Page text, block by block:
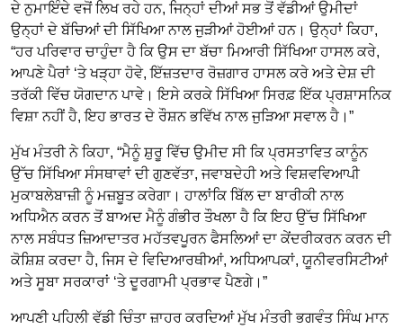
ਦੇ ਨੁਮਾਇੰਦੇ ਵਜੋਂ ਲਿਖ ਰਹੇ ਹਨ, ਜਿਨ੍ਹਾਂ ਦੀਆਂ ਸਭ ਤੋਂ ਵੱਡੀਆਂ ਉਮੀਦਾਂ
ਉਨ੍ਹਾਂ ਦੇ ਬੱਚਿਆਂ ਦੀ ਸਿੱਖਿਆ ਨਾਲ ਜੁੜੀਆਂ ਹੋਈਆਂ ਹਨ। ਉਨ੍ਹਾਂ ਕਿਹਾ,
“ਹਰ ਪਰਿਵਾਰ ਚਾਹੁੰਦਾ ਹੈ ਕਿ ਉਸ ਦਾ ਬੱਚਾ ਮਿਆਰੀ ਸਿੱਖਿਆ ਹਾਸਲ ਕਰੇ,
ਆਪਣੇ ਪੈਰਾਂ ‘ਤੇ ਖੜ੍ਹਾ ਹੋਵੇ, ਇੱਜ਼ਤਦਾਰ ਰੋਜ਼ਗਾਰ ਹਾਸਲ ਕਰੇ ਅਤੇ ਦੇਸ਼ ਦੀ
ਤਰੱਕੀ ਵਿੱਚ ਯੋਗਦਾਨ ਪਾਵੇ। ਇਸੇ ਕਰਕੇ ਸਿੱਖਿਆ ਸਿਰਫ਼ ਇੱਕ ਪ੍ਰਸ਼ਾਸਨਿਕ
ਵਿਸ਼ਾ ਨਹੀਂ ਹੈ, ਇਹ ਭਾਰਤ ਦੇ ਰੌਸ਼ਨ ਭਵਿੱਖ ਨਾਲ ਜੁੜਿਆ ਸਵਾਲ ਹੈ।”
ਮੁੱਖ ਮੰਤਰੀ ਨੇ ਕਿਹਾ, “ਮੈਨੂੰ ਸ਼ੁਰੂ ਵਿੱਚ ਉਮੀਦ ਸੀ ਕਿ ਪ੍ਰਸਤਾਵਿਤ ਕਾਨੂੰਨ
ਉੱਚ ਸਿੱਖਿਆ ਸੰਸਥਾਵਾਂ ਦੀ ਗੁਣਵੱਤਾ, ਜਵਾਬਦੇਹੀ ਅਤੇ ਵਿਸ਼ਵਵਿਆਪੀ
ਮੁਕਾਬਲੇਬਾਜ਼ੀ ਨੂੰ ਮਜ਼ਬੂਤ ਕਰੇਗਾ। ਹਾਲਾਂਕਿ ਬਿੱਲ ਦਾ ਬਾਰੀਕੀ ਨਾਲ
ਅਧਿਐਨ ਕਰਨ ਤੋਂ ਬਾਅਦ ਮੈਨੂੰ ਗੰਭੀਰ ਤੌਖਲਾ ਹੈ ਕਿ ਇਹ ਉੱਚ ਸਿੱਖਿਆ
ਨਾਲ ਸਬੰਧਤ ਜ਼ਿਆਦਾਤਰ ਮਹੱਤਵਪੂਰਨ ਫੈਸਲਿਆਂ ਦਾ ਕੇਂਦਰੀਕਰਨ ਕਰਨ ਦੀ
ਕੋਸ਼ਿਸ਼ ਕਰਦਾ ਹੈ, ਜਿਸ ਦੇ ਵਿਦਿਆਰਥੀਆਂ, ਅਧਿਆਪਕਾਂ, ਯੂਨੀਵਰਸਿਟੀਆਂ
ਅਤੇ ਸੂਬਾ ਸਰਕਾਰਾਂ ‘ਤੇ ਦੂਰਗਾਮੀ ਪ੍ਰਭਾਵ ਪੈਣਗੇ।”
ਆਪਣੀ ਪਹਿਲੀ ਵੱਡੀ ਚਿੰਤਾ ਜ਼ਾਹਰ ਕਰਦਿਆਂ ਮੁੱਖ ਮੰਤਰੀ ਭਗਵੰਤ ਸਿੰਘ ਮਾਨ